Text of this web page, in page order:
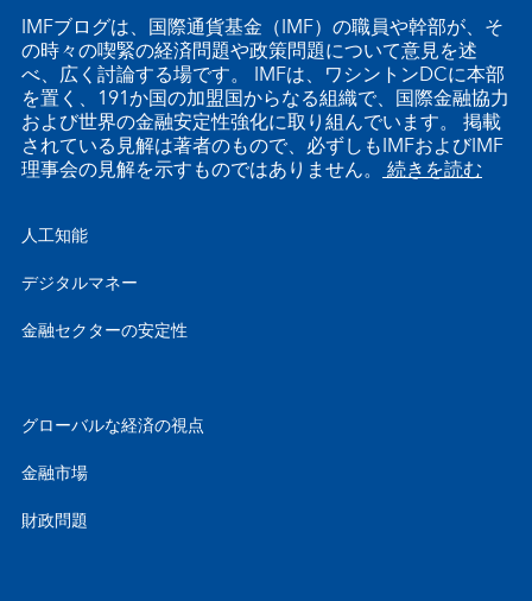
IMFブログは、国際通貨基金（IMF）の職員や幹部が、そ
の時々の喫緊の経済問題や政策問題について意見を述
べ、広く討論する場です。 IMFは、ワシントンDCに本部
を置く、191か国の加盟国からなる組織で、国際金融協力
および世界の金融安定性強化に取り組んでいます。 掲載
されている見解は著者のもので、必ずしもIMFおよびIMF
理事会の見解を示すものではありません。 続きを読む
人工知能
デジタルマネー
金融セクターの安定性
グローバルな経済の視点
金融市場
財政問題